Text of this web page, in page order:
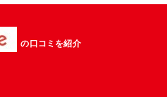
の口コミを紹介